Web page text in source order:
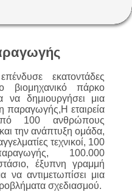
εκατοντάδες
βιομηχανικό πάρκο
να δημιουργήσει μια
παραγωγής,Η εταιρεία
100 ανθρώπους
την ανάπτυξη ομάδα,
τεχνικοί, 100
100.000
έξυπνη γραμμή
αντιμετωπίσει μια
σχεδιασμού.